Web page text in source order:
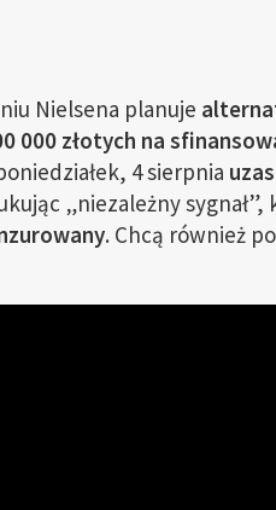
Nielsena planuje
000 złotych na
4 sierpnia
„niezależny sygnał”,
. Chcą również